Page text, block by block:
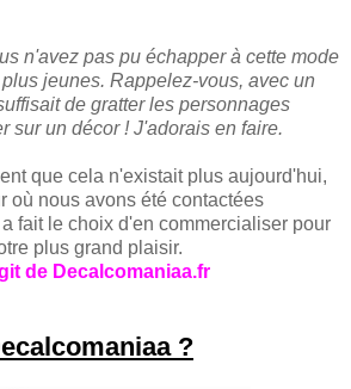
n'avez pas pu échapper à cette mode
jeunes. Rappelez-vous, avec un
de gratter les personnages
sur un décor ! J'adorais en faire.
que cela n'existait plus aujourd'hui,
où nous avons été contactées
fait le choix d'en commercialiser pour
plus grand plaisir.
de Decalcomaniaa.fr
ecalcomaniaa ?